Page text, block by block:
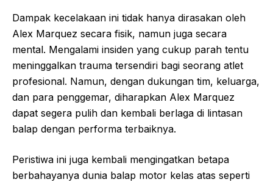
Dampak kecelakaan ini tidak hanya dirasakan oleh
Alex Marquez secara fisik, namun juga secara
mental. Mengalami insiden yang cukup parah tentu
meninggalkan trauma tersendiri bagi seorang atlet
profesional. Namun, dengan dukungan tim, keluarga,
dan para penggemar, diharapkan Alex Marquez
dapat segera pulih dan kembali berlaga di lintasan
balap dengan performa terbaiknya.
Peristiwa ini juga kembali mengingatkan betapa
berbahayanya dunia balap motor kelas atas seperti